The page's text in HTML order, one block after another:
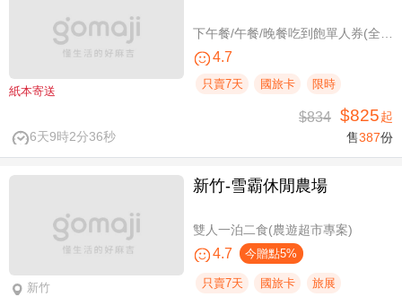
紙本寄送
下午餐/午餐/晚餐吃到飽單人券(全台分店可用)
4.7
只賣7天 國旅卡 限時
6天9時2分36秒
$834 $825起
售387份
新竹
新竹-雪霸休閒農場
雙人一泊二食(農遊超市專案)
4.7 今贈點5%
只賣7天 國旅卡 旅展